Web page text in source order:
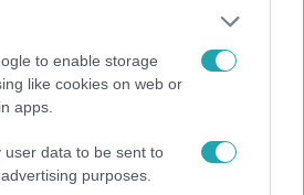
to enable storage
like cookies on web or
apps.
user data to be sent to
purposes.